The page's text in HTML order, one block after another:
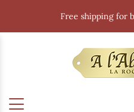
Free shipping for